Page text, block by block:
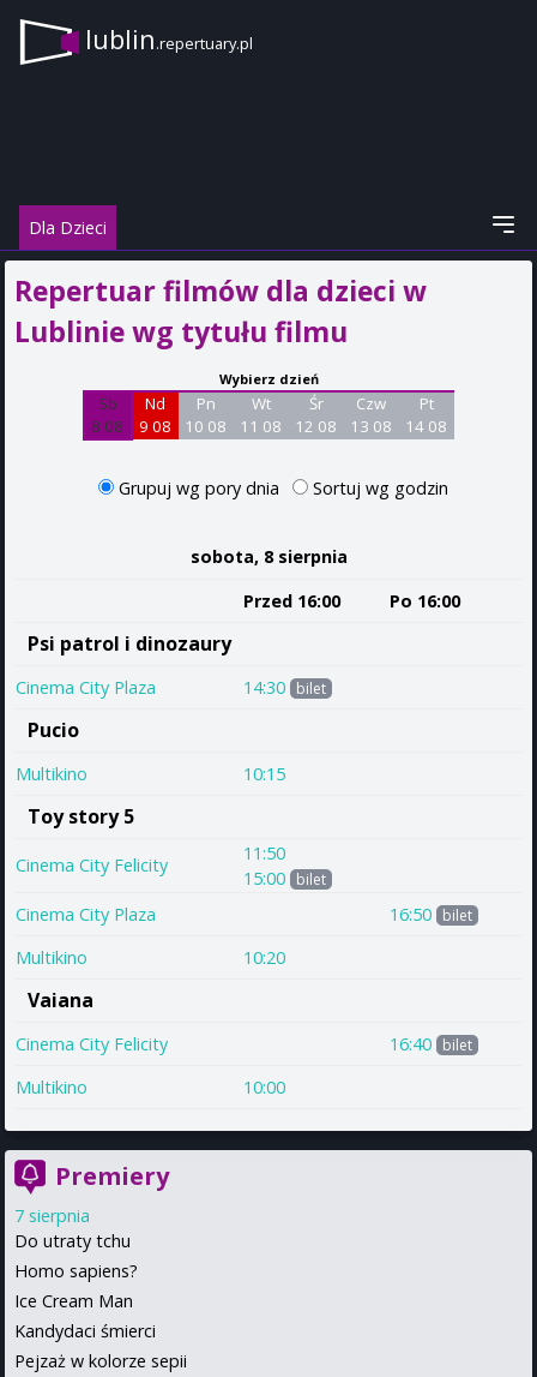
lublin.repertuary.pl
Dla Dzieci
Repertuar filmów dla dzieci w
Lublinie wg tytułu filmu
Wybierz dzień
Sb
8 08
Nd
9 08
Pn
10 08
Wt
11 08
Śr
12 08
Czw
13 08
Pt
14 08
Grupuj wg pory dnia Sortuj wg godzin
sobota, 8 sierpnia
Przed 16:00
Po 16:00
Psi patrol i dinozaury
Cinema City Plaza 14:30 bilet
Pucio
Multikino 10:15
Toy story 5
Cinema City Felicity
11:50
15:00 bilet
Cinema City Plaza 16:50 bilet
Multikino 10:20
Vaiana
Cinema City Felicity 16:40 bilet
Multikino 10:00
Premiery
7 sierpnia
Do utraty tchu
Homo sapiens?
Ice Cream Man
Kandydaci śmierci
Pejzaż w kolorze sepii